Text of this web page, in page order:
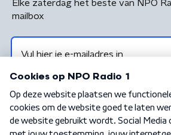
Elke zaterdag het beste van NPO
mailbox
Algemene voorwaarden